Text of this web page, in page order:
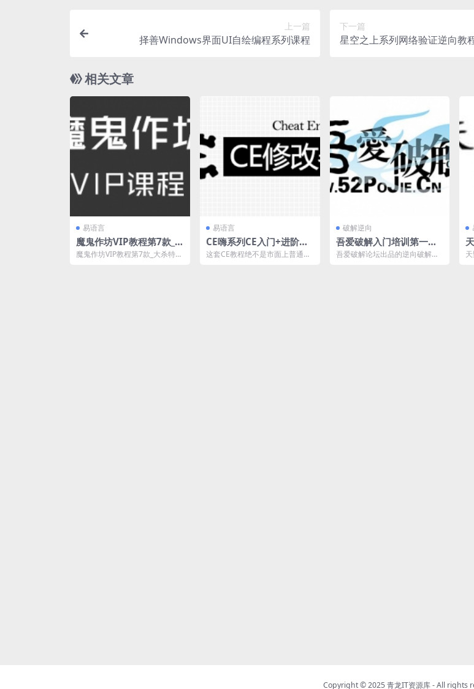
上一篇
择善Windows界面UI自绘编程系列课程
下一篇
星空之上系列网络验证逆向教
相关文章
易语言
魔鬼作坊VIP教程第7款_
大杀特杀分析来源与CALL
魔鬼作坊VIP教程第7款_大杀特杀
易语言
CE嗨系列CE入门+进阶
+高阶全套课程
这套CE教程绝不是市面上普通的
破解逆向
吾爱破解入门培训第一期
课程
吾爱破解论坛出品的逆向破解入
Copyright © 2025青龙IT资源库- All rights